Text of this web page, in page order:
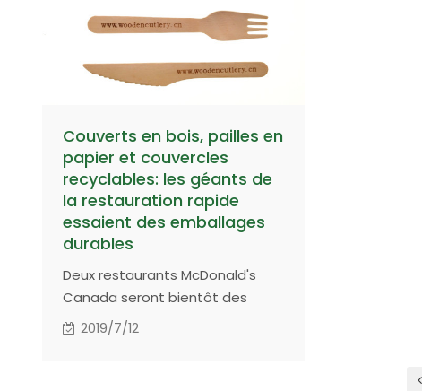
plastique en raison de
problèmes opérationnels.
est une grande tendance.
Couverts en bois, pailles en
papier et couvercles
recyclables: les géants de
la restauration rapide
essaient des emballages
durables
Deux restaurants McDonald's
Canada seront bientôt des
bancs d'essai pour les initiatives
2019/7/12